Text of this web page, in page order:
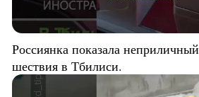
Россиянка показала
шествия в Тбилиси.